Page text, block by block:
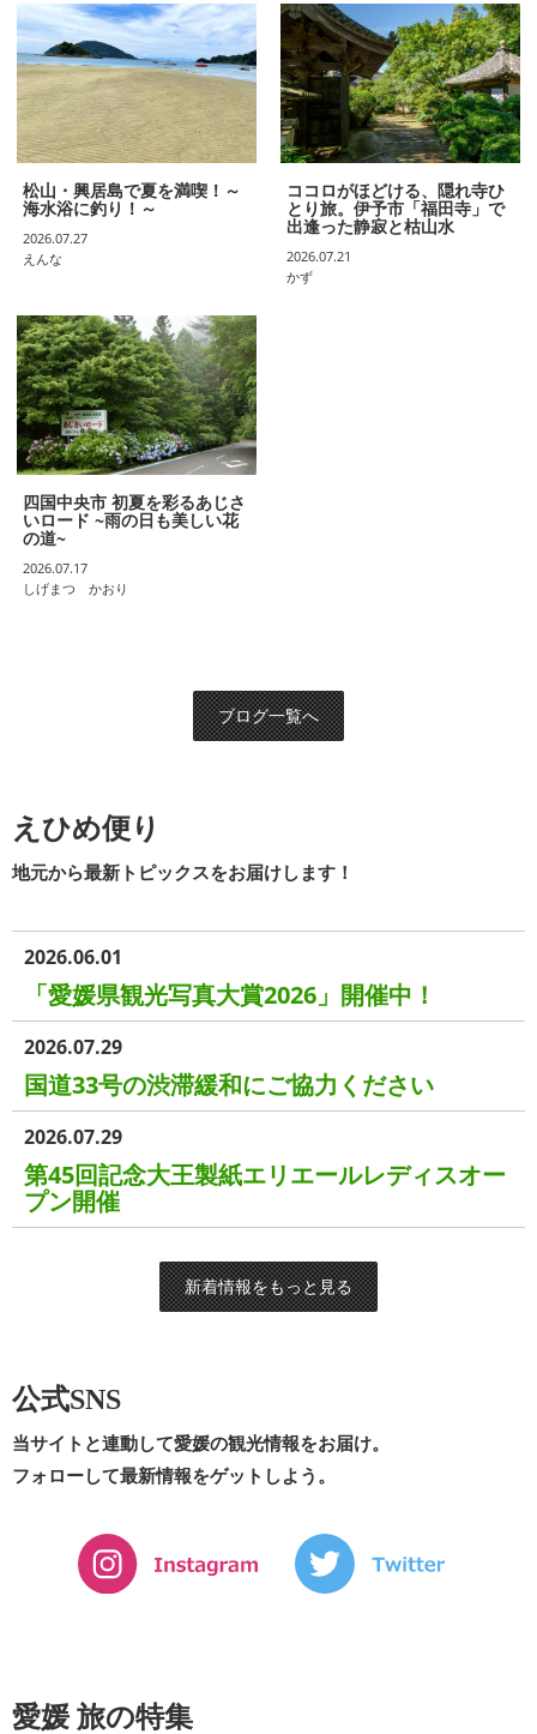
ブログ一覧へ
松山・興居島で夏を満喫！～
海水浴に釣り！～
2026.07.27
えんな
ココロがほどける、隠れ寺ひ
とり旅。伊予市「福田寺」で
出逢った静寂と枯山水
2026.07.21
かず
四国中央市 初夏を彩るあじさ
いロード ~雨の日も美しい花
の道~
2026.07.17
しげまつ かおり
えひめ便り
地元から最新トピックスをお届けします！
新着情報をもっと見る
2026.06.01
「愛媛県観光写真大賞2026」開催中！
2026.07.29
国道33号の渋滞緩和にご協力ください
2026.07.29
第45回記念大王製紙エリエールレディスオー
プン開催
公式SNS
当サイトと連動して愛媛の観光情報をお届け。
フォローして最新情報をゲットしよう。
愛媛 旅の特集